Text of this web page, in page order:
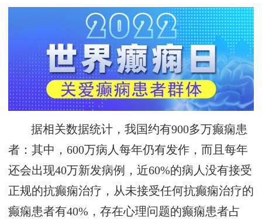
据相关数据统计，我国约有900多万癫痫患
者：其中，600万病人每年仍有发作，而且每年
还会出现40万新发病例，近60%的病人没有接受
正规的抗癫痫治疗，从未接受任何抗癫痫治疗的
癫痫患者有40%，存在心理问题的癫痫患者占